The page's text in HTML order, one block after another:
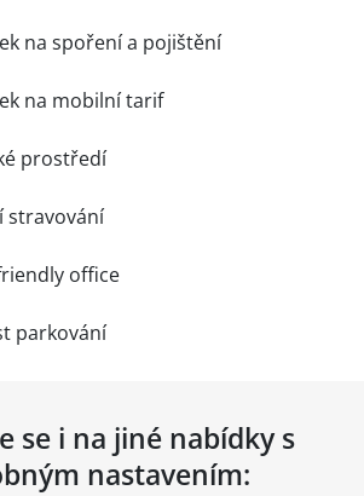
na spoření a pojištění
na mobilní tarif
prostředí
stravování
office
parkování
se i na jiné nabídky s
nastavením: